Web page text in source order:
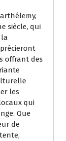
siècle, qui
offrant des
les
qui
Que
de